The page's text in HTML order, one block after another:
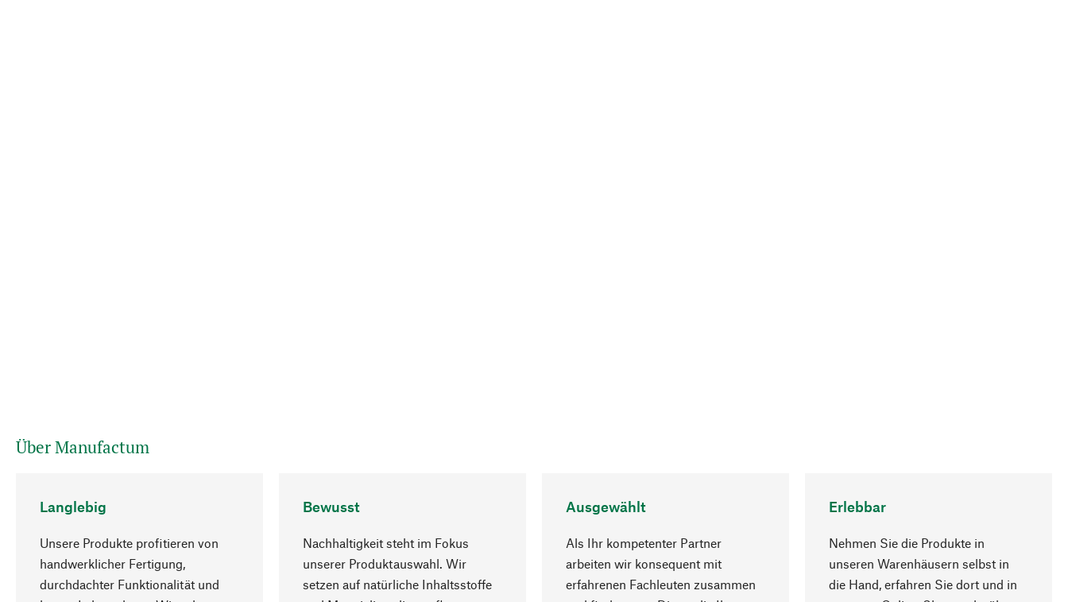
Über Manufactum
Langlebig
Unsere Produkte profitieren von
handwerklicher Fertigung,
durchdachter Funktionalität und
Bewusst
Nachhaltigkeit steht im Fokus
unserer Produktauswahl. Wir
setzen auf natürliche Inhaltsstoffe
Ausgewählt
Als Ihr kompetenter Partner
arbeiten wir konsequent mit
erfahrenen Fachleuten zusammen
Erlebbar
Nehmen Sie die Produkte in
unseren Warenhäusern selbst in
die Hand, erfahren Sie dort und in